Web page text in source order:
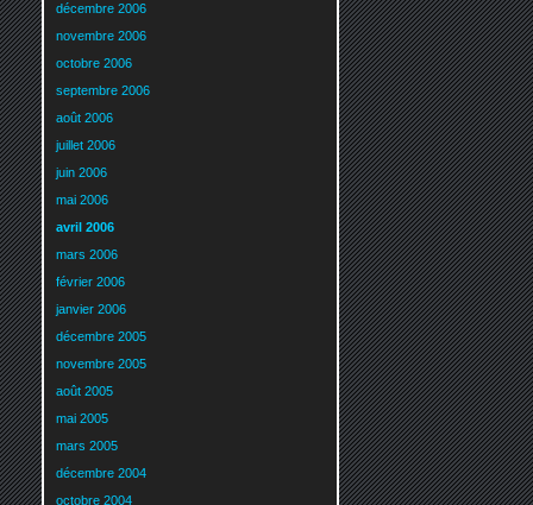
décembre 2006
novembre 2006
octobre 2006
septembre 2006
août 2006
juillet 2006
juin 2006
mai 2006
avril 2006
mars 2006
février 2006
janvier 2006
décembre 2005
novembre 2005
août 2005
mai 2005
mars 2005
décembre 2004
octobre 2004